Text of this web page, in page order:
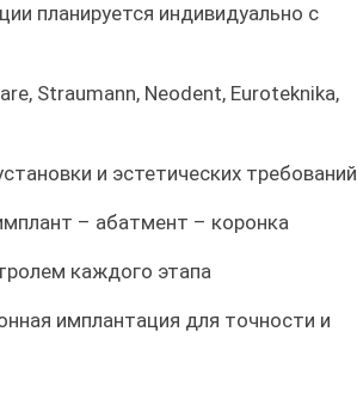
планируется индивидуально с
Straumann, Neodent, Euroteknika,
и эстетических требований
– абатмент – коронка
каждого этапа
имплантация для точности и